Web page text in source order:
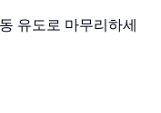
유도로 마무리하세